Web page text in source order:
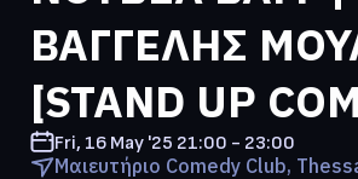
ΒΑΓΓΕΛΗΣ
[STAND UP
Fri, 16 May '25 21:00 - 23:00
Μαιευτήριο Comedy Club,